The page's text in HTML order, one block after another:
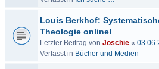
Louis Berkhof:
Theologie online!
Letzter Beitrag von Joschie «
Verfasst in Bücher und Medien